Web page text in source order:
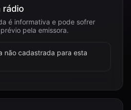
rádio
é informativa e pode sofrer
pela emissora.
não cadastrada para esta